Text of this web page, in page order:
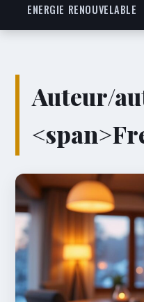
ENERGIE RENOUVELABLE
Auteur/